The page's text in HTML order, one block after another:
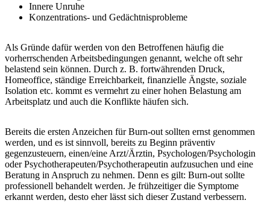
Innere Unruhe
Konzentrations- und Gedächtnisprobleme
Als Gründe dafür werden von den Betroffenen häufig die
vorherrschenden Arbeitsbedingungen genannt, welche oft sehr
belastend sein können. Durch z. B. fortwährenden Druck,
Homeoffice, ständige Erreichbarkeit, finanzielle Ängste, soziale
Isolation etc. kommt es vermehrt zu einer hohen Belastung am
Arbeitsplatz und auch die Konflikte häufen sich.
Bereits die ersten Anzeichen für Burn-out sollten ernst genommen
werden, und es ist sinnvoll, bereits zu Beginn präventiv
gegenzusteuern, einen/eine Arzt/Ärztin, Psychologen/Psychologin
oder Psychotherapeuten/Psychotherapeutin aufzusuchen und eine
Beratung in Anspruch zu nehmen. Denn es gilt: Burn-out sollte
professionell behandelt werden. Je frühzeitiger die Symptome
erkannt werden, desto eher lässt sich dieser Zustand verbessern.